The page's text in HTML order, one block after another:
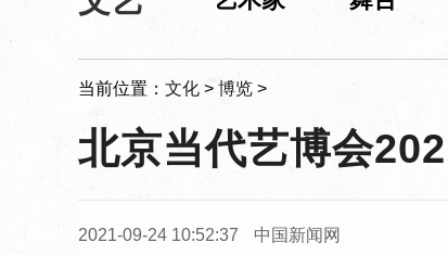
当前位置： 文化 > 博览 >
北京当代艺博会
2021-09-24 10:52:37 中国新闻网